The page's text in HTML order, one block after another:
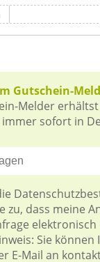
Gutschein-
Melder
sofort in
zu, dass meine
Sie
E-Mail an